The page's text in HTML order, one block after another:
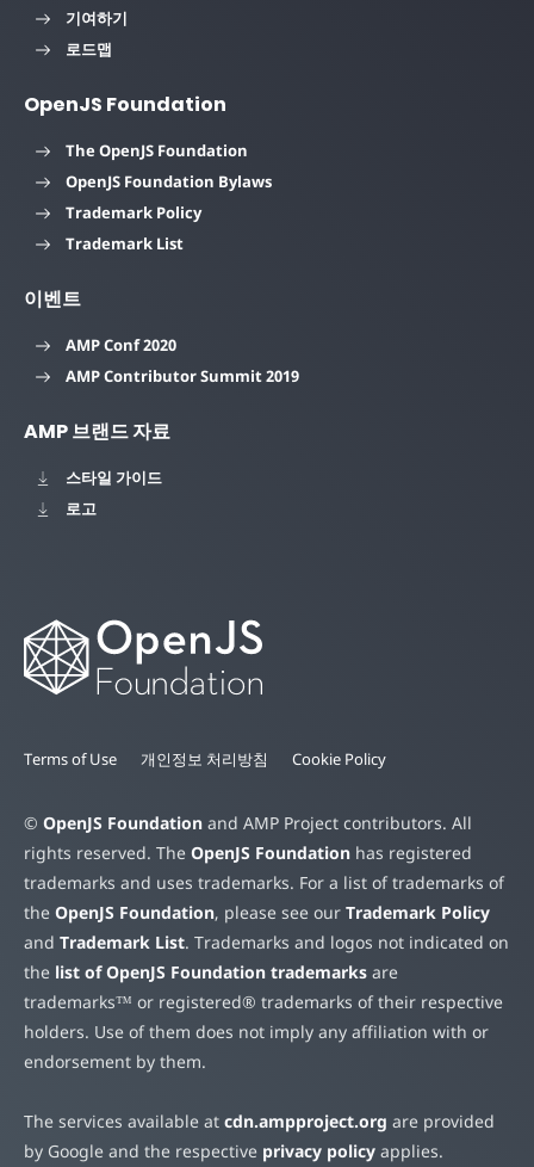
기여하기
로드맵
OpenJS Foundation
The OpenJS Foundation
OpenJS Foundation Bylaws
Trademark Policy
Trademark List
이벤트
AMP Conf 2020
AMP Contributor Summit 2019
AMP 브랜드 자료
스타일 가이드
로고
Terms of Use 개인정보 처리방침 Cookie Policy
© OpenJS Foundation and AMP Project contributors. All
rights reserved. The OpenJS Foundation has registered
trademarks and uses trademarks. For a list of trademarks of
the OpenJS Foundation, please see our Trademark Policy
and Trademark List. Trademarks and logos not indicated on
the list of OpenJS Foundation trademarks are
trademarks™ or registered® trademarks of their respective
holders. Use of them does not imply any affiliation with or
endorsement by them.
The services available at cdn.ampproject.org are provided
by Google and the respective privacy policy applies.